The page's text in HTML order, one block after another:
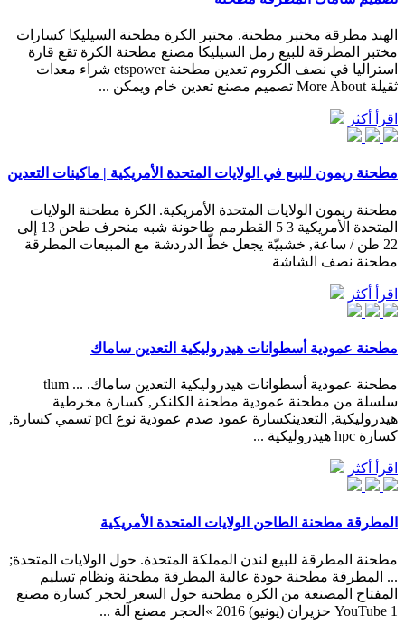
الهند مطرقة مختبر مطحنة. مختبر الكرة مطحنة السيليكا كسارات
مختبر المطرقة للبيع رمل السيليكا مصنع مطحنة الكرة تقع قارة
استراليا في نصف الكروم تعدين مطحنة etspower شراء معدات
ثقيلة More About تصميم مصنع تعدين خام ويمكن ...
اقرأ أكثر
مطحنة ريمون للبيع في الولايات المتحدة الأمريكية | ماكينات التعدين
مطحنة ريمون الولايات المتحدة الأمريكية. الكرة مطحنة الولايات
المتحدة الأمريكية 3 5 القطرمم طاحونة شبه منحرف طحن 13 إلى
22 طن / ساعة, خشبيّة يجعل خطّ الدردشة مع المبيعات المطرقة
مطحنة نصف الشاشة
اقرأ أكثر
مطحنة عمودية أسطوانات هيدروليكية التعدين ساماك
مطحنة عمودية أسطوانات هيدروليكية التعدين ساماك. ... tlum
سلسلة من مطحنة عمودية مطحنة الكلنكر, كسارة مخرطية
هيدروليكية, التعدينكسارة عمود صدم عمودية نوع pcl تسمي كسارة,
كسارة hpc هيدروليكية ...
اقرأ أكثر
المطرقة مطحنة الطاحن الولايات المتحدة الأمريكية
مطحنة المطرقة للبيع لندن المملكة المتحدة. حول الولايات المتحدة;
... المطرقة مطحنة جودة عالية المطرقة مطحنة ونظام تسليم
المفتاح المصنعة من الكرة مطحنة حول السعر لحجر كسارة مصنع
YouTube 1 حزيران (يونيو) 2016 »الحجر مصنع آلة ...